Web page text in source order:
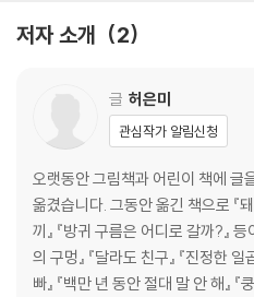
저자 소개 2
글 허은미
관심작가 알림신청
오랫동안 그림책과 어린이 책에 글
옮겼습니다. 그동안 옮긴 책으로 『돼
끼』 『방귀 구름은 어디로 갈까?』
의 구멍』 『달라도 친구』 『진정한
빠』 『백만 년 동안 절대 말 안 해』